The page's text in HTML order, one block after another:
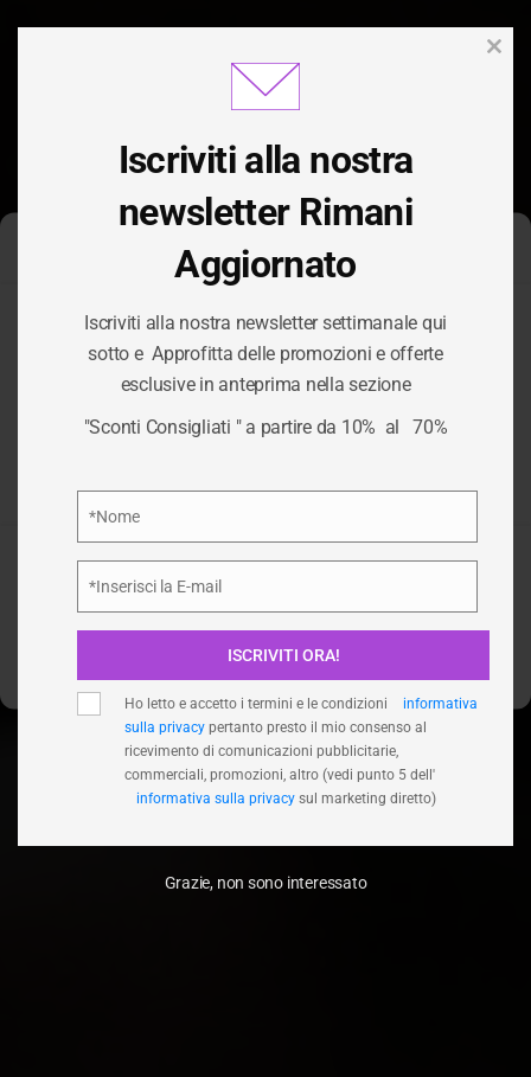
Gestisci Consenso Cookie
Per fornire le migliori esperienze, utilizziamo tecnologie come i
cookie per memorizzare e/o accedere alle informazioni del
dispositivo. Il consenso a queste tecnologie ci permetterà di
elaborare dati come il comportamento di navigazione o ID unici
Accetta
Nega
Visualizza le preferenze
CATEGORIA:
VINO
Iscriviti alla nostra
newsletter Rimani
Aggiornato
Iscriviti alla nostra newsletter settimanale qui
sotto e Approfitta delle promozioni e offerte
esclusive in anteprima nella sezione
"Sconti Consigliati " a partire da 10% al 70%
*Nome
*Inserisci la E-mail
ISCRIVITI ORA!
Ho letto e accetto i termini e le condizioni
informativa
sulla privacy pertanto presto il mio consenso al
ricevimento di comunicazioni pubblicitarie,
commerciali, promozioni, altro (vedi punto 5 dell'
informativa sulla privacy sul marketing diretto)
Grazie, non sono interessato